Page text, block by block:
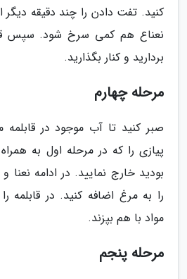
کنید. تفت دادن را چند دقیقه
نعناع هم کمی سرخ شود. سپس
بردارید و کنار بگذارید.
مرحله چهارم
صبر کنید تا آب موجود در
پیازی را که در مرحله اول به
بودید خارج نمایید. در ادامه
را به مرغ اضافه کنید. در قابلمه
مواد با هم بپزند.
مرحله پنجم